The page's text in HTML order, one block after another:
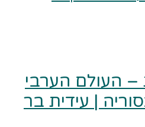
העולם הערבי
| עידית בר